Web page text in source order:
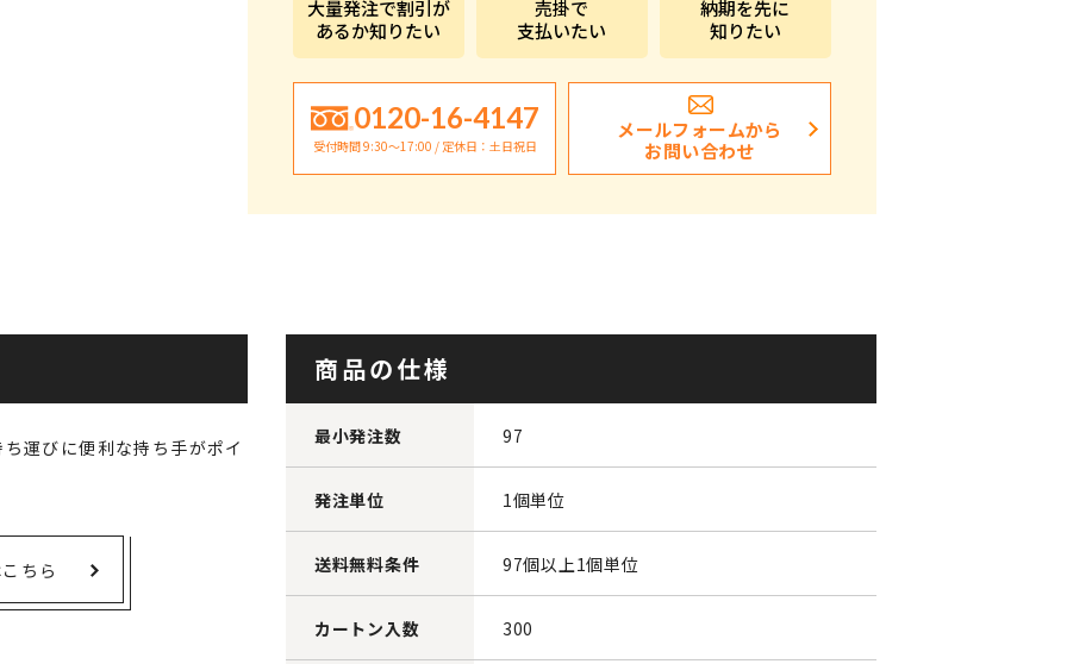
ばらまき、ショップイベント向け粗品・ノベ
大量発注で割引が
あるか知りたい
売掛で
支払いたい
納期を先に
知りたい
0120-16-4147
受付時間 9:30〜17:00 / 定休日：土日祝日
メールフォームから
お問い合わせ
運びに便利な持ち手がポイ
ちら
商品の仕様
最小発注数 97
発注単位 1個単位
送料無料条件 97個以上1個単位
カートン入数 300